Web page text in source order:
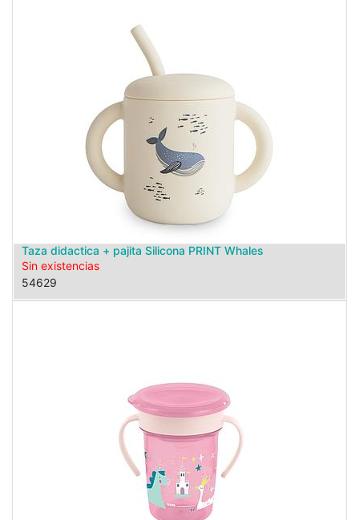
Taza didactica + pajita Silicona PRINT Whales
Sin existencias
54629